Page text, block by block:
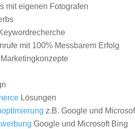
mit eigenen Fotografen
mit 100% Messbarem Erfolg
Lösungen
z.B. Google und
Google und Microsoft Bing